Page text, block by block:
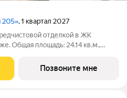
205», 1 квартал 2027
отделкой в ЖК
Общая площадь: 24.14 кв.м.,
на одну сторону. В квартире
Позвоните мне